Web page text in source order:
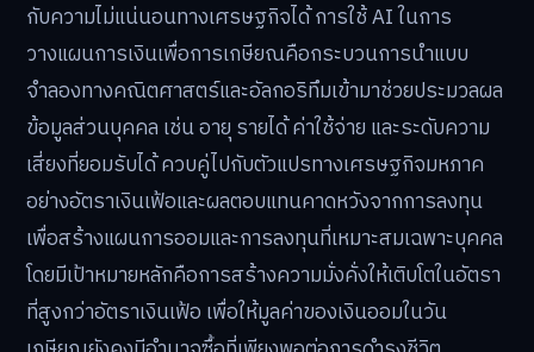
กับความไม่แน่นอนทางเศรษฐกิจได้ การใช้ AI ในการ
วางแผนการเงินเพื่อการเกษียณคือกระบวนการนำแบบ
จำลองทางคณิตศาสตร์และอัลกอริทึมเข้ามาช่วยประมวลผล
ข้อมูลส่วนบุคคล เช่น อายุ รายได้ ค่าใช้จ่าย และระดับความ
เสี่ยงที่ยอมรับได้ ควบคู่ไปกับตัวแปรทางเศรษฐกิจมหภาค
อย่างอัตราเงินเฟ้อและผลตอบแทนคาดหวังจากการลงทุน
เพื่อสร้างแผนการออมและการลงทุนที่เหมาะสมเฉพาะบุคคล
โดยมีเป้าหมายหลักคือการสร้างความมั่งคั่งให้เติบโตในอัตรา
ที่สูงกว่าอัตราเงินเฟ้อ เพื่อให้มูลค่าของเงินออมในวัน